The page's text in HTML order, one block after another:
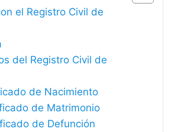
el Registro Civil de
del Registro Civil de
de Nacimiento
de Matrimonio
de Defunción